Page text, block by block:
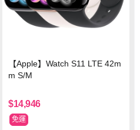
【Apple】Watch S11 LTE 42m
m S/M
$14,946
免運